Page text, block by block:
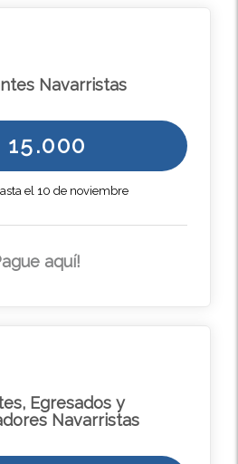
Navarristas
$ 15.000
el 10 de noviembre
Pague aquí!
Navarristas